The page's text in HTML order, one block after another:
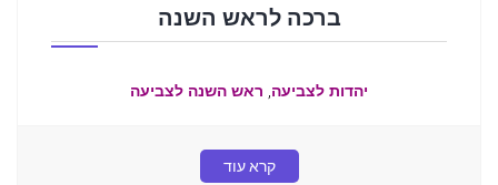
ברכה לראש השנה
יהדות לצביעה, ראש השנה לצביעה
קרא עוד